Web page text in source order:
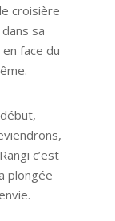
croisière
sa
face du
c’est
plongée